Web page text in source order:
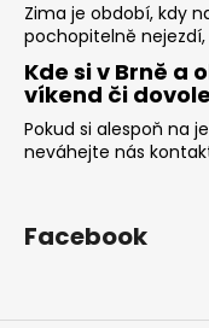
Zima je období, kdy
pochopitelně nejezdí,
Kde si v Brně a
víkend či
Pokud si alespoň na
neváhejte nás
Facebook